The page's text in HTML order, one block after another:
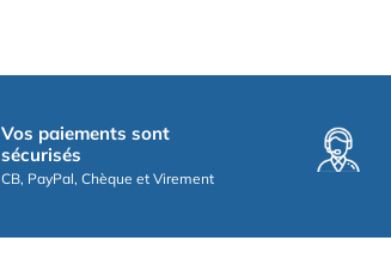
Vos paiements sont
sécurisés
CB, PayPal, Chèque et Virement